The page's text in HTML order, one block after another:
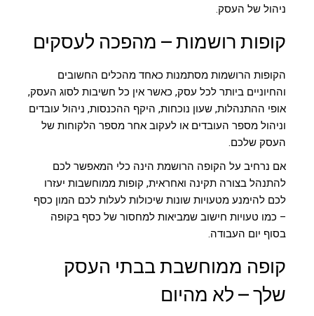
ניהול של העסק.
קופות רושמות – מהפכה לעסקים
הקופות הרושמות מסתמנות כאחד מהכלים החשובים
והחיוניים ביותר לכל עסק, כאשר אין כל חשיבות לסוג העסק,
אופי ההתנהלות, שעון נוכחות, היקף ההכנסות, ניהול עובדים
וניהול מספר העובדים או לעקוב אחר מספר הלקוחות של
העסק שלכם.
אם נרחיב על הקופה הרושמת הינה כלי המאפשר לכם
להתנהל בצורה תקינה ואחראית, קופות ממוחשבות יעזרו
לכם להימנע מטעויות שונות שיכולות לעלות לכם המון כסף
– כמו טעויות חישוב שמביאות למחסור של כסף בקופה
בסוף יום העבודה.
קופה ממוחשבת בבתי העסק
שלך – לא מהיום